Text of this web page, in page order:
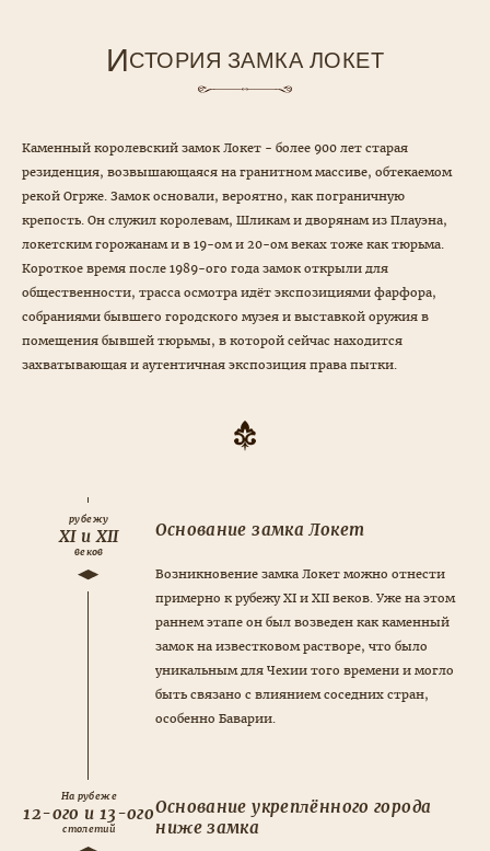
ИСТОРИЯ ЗАМКА ЛОКЕТ
Каменный королевский замок Локет - более 900 лет старая
резиденция, возвышающаяся на гранитном массиве, обтекаемом
рекой Огрже. Замок основали, вероятно, как пограничную
крепость. Он служил королевам, Шликам и дворянам из Плауэна,
локетским горожанам и в 19-ом и 20-ом веках тоже как тюрьма.
Короткое время после 1989-ого года замок открыли для
общественности, трасса осмотра идёт экспозициями фарфора,
собраниями бывшего городского музея и выставкой оружия в
помещения бывшей тюрьмы, в которой сейчас находится
захватывающая и аутентичная экспозиция права пытки.
рубежу
XI и XII
веков
Основание замка Локет
Возникновение замка Локет можно отнести
примерно к рубежу XI и XII веков. Уже на этом
раннем этапе он был возведен как каменный
замок на известковом растворе, что было
уникальным для Чехии того времени и могло
быть связано с влиянием соседних стран,
особенно Баварии.
На рубеже
12-ого и 13-ого
столетий
Основание укреплённого города
ниже замка